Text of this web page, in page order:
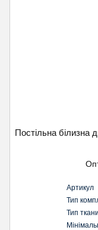
Артикул
Тип
Тип